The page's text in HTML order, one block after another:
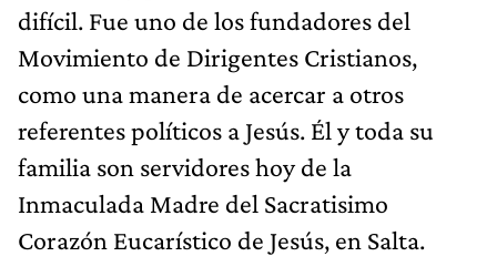
difícil. Fue uno de los fundadores del
Movimiento de Dirigentes Cristianos,
como una manera de acercar a otros
referentes políticos a Jesús. Él y toda su
familia son servidores hoy de la
Inmaculada Madre del Sacratisimo
Corazón Eucarístico de Jesús, en Salta.